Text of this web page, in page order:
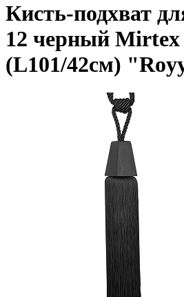
Кисть-подхват
12 черный
(L101/42см)